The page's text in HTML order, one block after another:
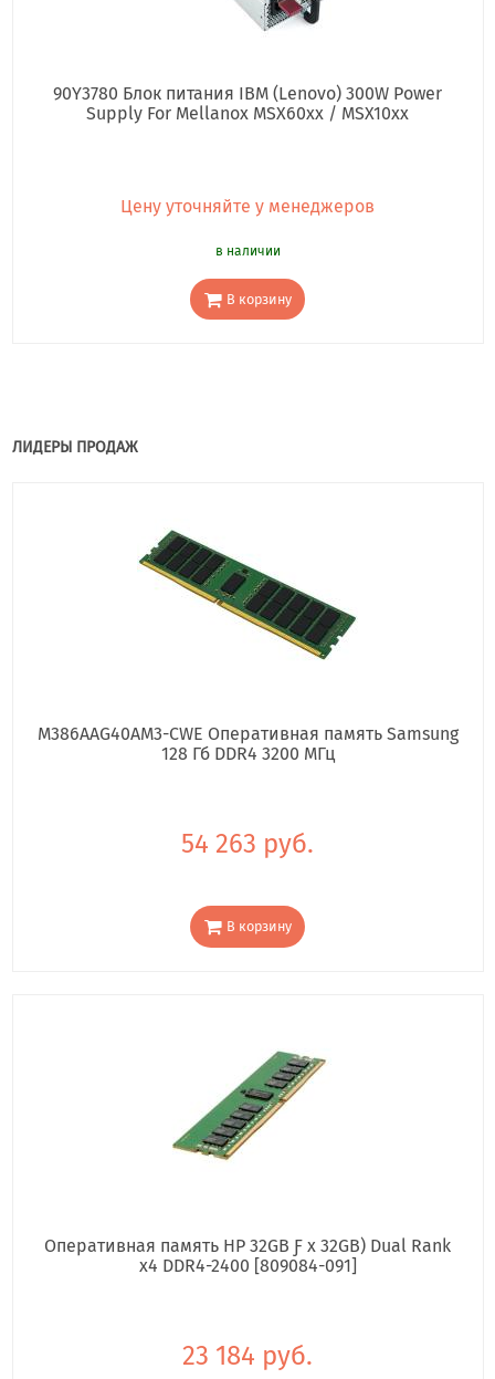
90Y3780 Блок питания IBM (Lenovo) 300W Power
Supply For Mellanox MSX60xx / MSX10xx
Цену уточняйте у менеджеров
в наличии
В корзину
ЛИДЕРЫ ПРОДАЖ
M386AAG40AM3-CWE Оперативная память Samsung
128 Гб DDR4 3200 МГц
54 263 руб.
В корзину
Оперативная память HP 32GB Ƒ x 32GB) Dual Rank
x4 DDR4-2400 [809084-091]
23 184 руб.